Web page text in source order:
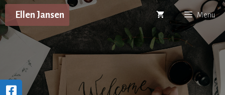
Ga
naar
de
Ellen Jansen Menu